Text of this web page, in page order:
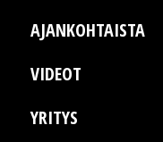
AJANKOHTAISTA
VIDEOT
YRITYS